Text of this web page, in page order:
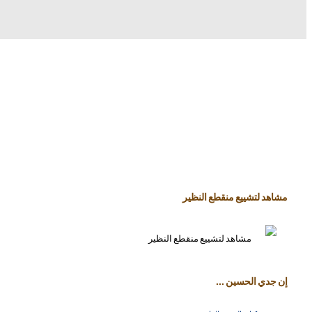
مشاهد لتشييع منقطع النظير
إن جدي الحسين ...